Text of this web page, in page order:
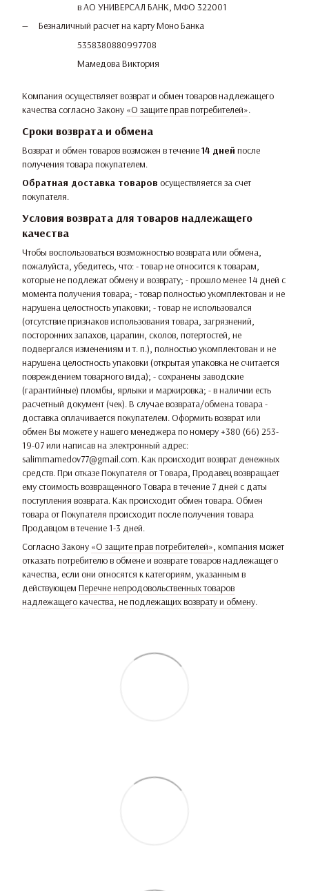
в АО УНИВЕРСАЛ БАНК, МФО 322001
Безналичный расчет на карту Моно Банка
5358380880997708
Мамедова Виктория
Компания осуществляет возврат и обмен товаров надлежащего
качества согласно Закону «О защите прав потребителей».
Сроки возврата и обмена
Возврат и обмен товаров возможен в течение14 дней после
получения товара покупателем.
Обратная доставка товаров осуществляется за счет
покупателя.
Условия возврата для товаров надлежащего
качества
Чтобы воспользоваться возможностью возврата или обмена,
пожалуйста, убедитесь, что: - товар не относится к товарам,
которые не подлежат обмену и возврату; - прошло менее 14 дней с
момента получения товара; - товар полностью укомплектован и не
нарушена целостность упаковки; - товар не использовался
(отсутствие признаков использования товара, загрязнений,
посторонних запахов, царапин, сколов, потертостей, не
подвергался изменениям и т. п.), полностью укомплектован и не
нарушена целостность упаковки (открытая упаковка не считается
повреждением товарного вида); - сохранены заводские
(гарантийные) пломбы, ярлыки и маркировка; - в наличии есть
расчетный документ (чек). В случае возврата/обмена товара -
доставка оплачивается покупателем. Оформить возврат или
обмен Вы можете у нашего менеджера по номеру +380 (66) 253-
19-07 или написав на электронный адрес:
salimmamedov77@gmail.com. Как происходит возврат денежных
средств. При отказе Покупателя от Товара, Продавец возвращает
ему стоимость возвращенного Товара в течение 7 дней с даты
поступления возврата. Как происходит обмен товара. Обмен
товара от Покупателя происходит после получения товара
Продавцом в течение 1-3 дней.
Согласно Закону «О защите прав потребителей», компания может
отказать потребителю в обмене и возврате товаров надлежащего
качества, если они относятся к категориям, указанным в
действующем Перечне непродовольственных товаров
надлежащего качества, не подлежащих возврату и обмену.